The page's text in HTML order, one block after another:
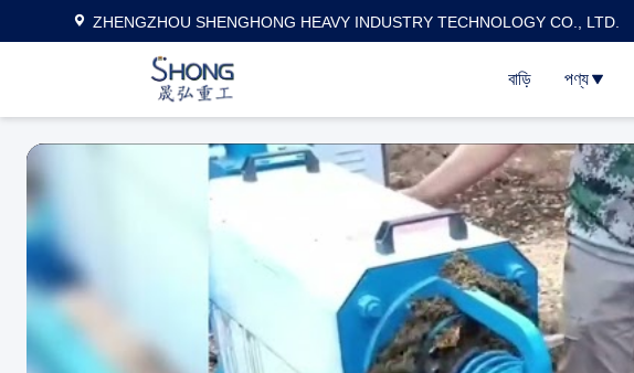
ZHENGZHOU SHENGHONG HEAVY INDUSTRY TECHNOLOGY CO., LTD.
বাড়ি পণ্য